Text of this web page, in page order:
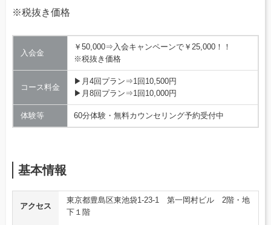
※税抜き価格
入会金
￥50,000⇒入会キャンペーンで￥25,000！！
※税抜き価格
コース料金
▶月4回プラン⇒1回10,500円
▶月8回プラン⇒1回10,000円
体験等 60分体験・無料カウンセリング予約受付中
基本情報
アクセス
東京都豊島区東池袋1-23-1 第一岡村ビル 2階・地
下１階